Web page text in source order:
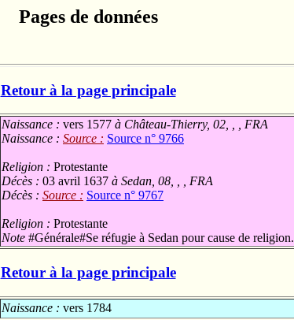
Pages de données
Retour à la page principale
Naissance : vers 1577 à Château-Thierry, 02, , , FRA
Naissance : Source : Source n° 9766
Religion : Protestante
Décès : 03 avril 1637 à Sedan, 08, , , FRA
Décès : Source : Source n° 9767
Religion : Protestante
Note #Générale#Se réfugie à Sedan pour cause de religion.
Retour à la page principale
Naissance : vers 1784